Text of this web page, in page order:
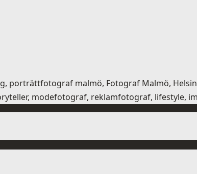
malmö, Fotograf Malmö,
modefotograf, reklamfotograf, lifestyle,